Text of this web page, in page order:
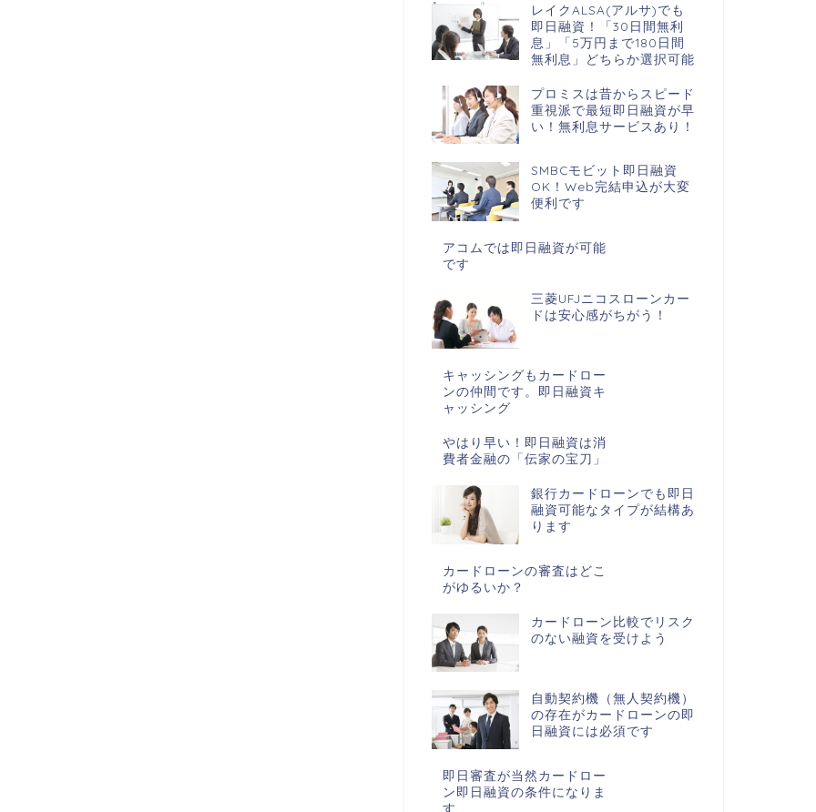
レイクALSA(アルサ)でも
即日融資！「30日間無利
息」「5万円まで180日間
無利息」どちらか選択可能
プロミスは昔からスピード
重視派で最短即日融資が早
い！無利息サービスあり！
SMBCモビット即日融資
OK！Web完結申込が大変
便利です
アコムでは即日融資が可能
です
三菱UFJニコスローンカー
ドは安心感がちがう！
キャッシングもカードロー
ンの仲間です。即日融資キ
ャッシング
やはり早い！即日融資は消
費者金融の「伝家の宝刀」
銀行カードローンでも即日
融資可能なタイプが結構あ
ります
カードローンの審査はどこ
がゆるいか？
カードローン比較でリスク
のない融資を受けよう
自動契約機（無人契約機）
の存在がカードローンの即
日融資には必須です
即日審査が当然カードロー
ン即日融資の条件になりま
す